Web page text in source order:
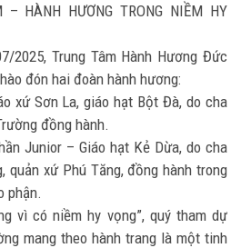
HÀNH HƯƠNG TRONG NIỀM HY
2025, Trung Tâm Hành Hương Đức
đón hai đoàn hành hương:
xứ Sơn La, giáo hạt Bột Đà, do cha
đồng hành.
Junior – Giáo hạt Kẻ Dừa, do cha
quản xứ Phú Tăng, đồng hành trong
phận.
vì có niềm hy vọng”, quý tham dự
mang theo hành trang là một tinh